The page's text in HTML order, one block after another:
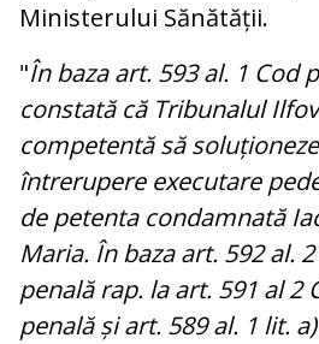
Ministerului Sănătății.
"În baza art. 593 al. 1 Cod
constată că Tribunalul
competentă să
întrerupere executare
de petenta condamnată
Maria. În baza art. 592 al.
penală rap. la art. 591 al 2
penală și art. 589 al. 1 lit.